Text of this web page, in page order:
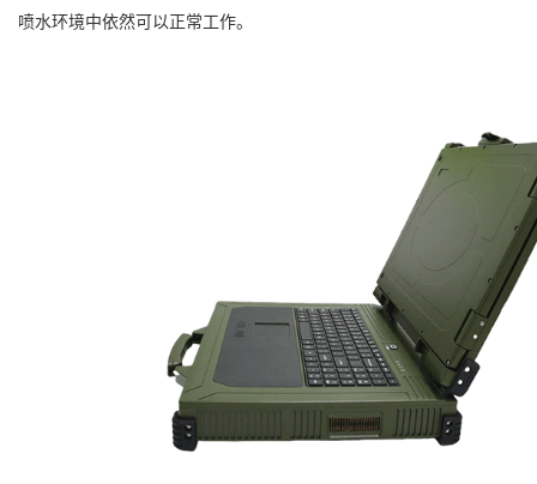
喷水环境中依然可以正常工作。